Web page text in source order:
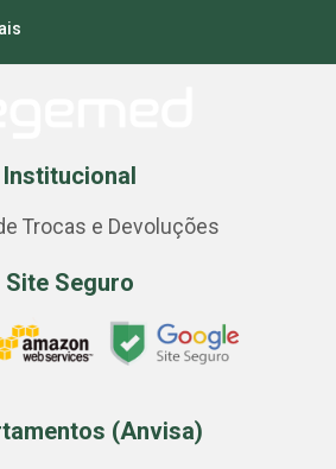
Institucional
Trocas e Devoluções
Site Seguro
(Anvisa)